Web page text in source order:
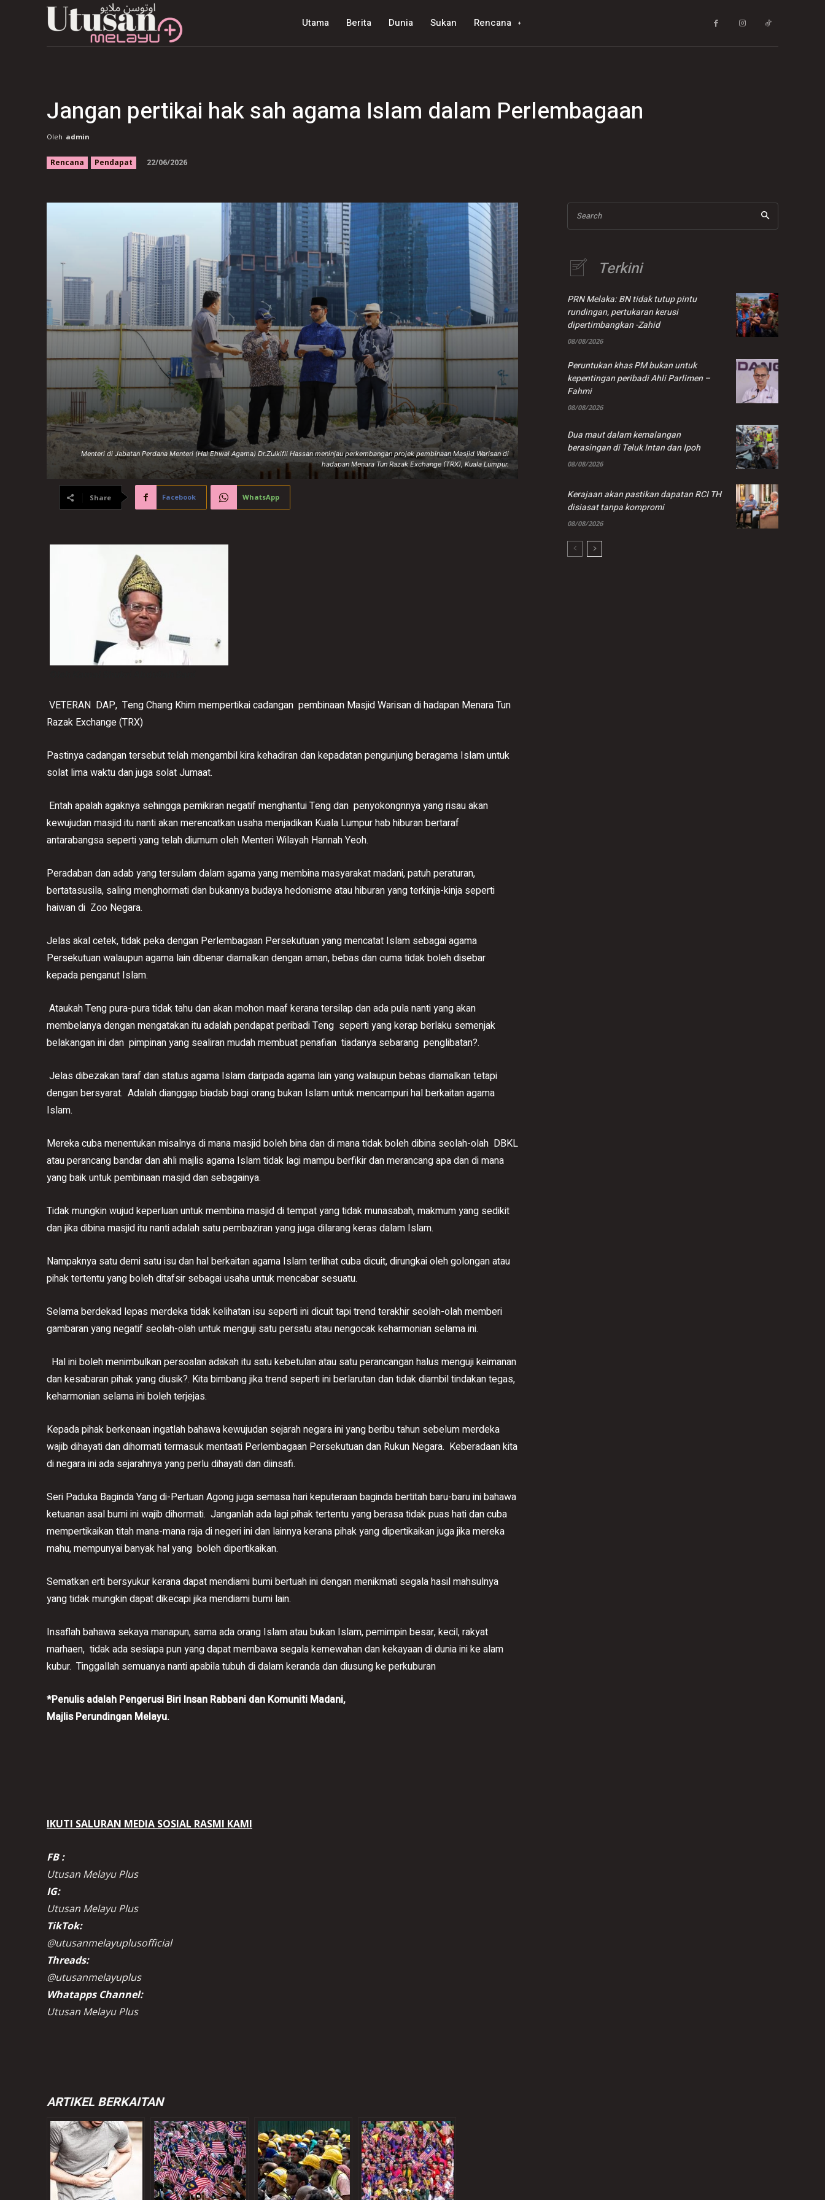
Utama Berita Dunia Sukan Rencana
Jangan pertikai hak sah agama Islam dalam Perlembagaan
Oleh admin
Rencana Pendapat 22/06/2026
Menteri di Jabatan Perdana Menteri (Hal Ehwal Agama) Dr.Zulkifli Hassan meninjau perkembangan projek pembinaan Masjid Warisan di
hadapan Menara Tun Razak Exchange (TRX), Kuala Lumpur.
Share Facebook WhatsApp
VETERAN DAP, Teng Chang Khim mempertikai cadangan pembinaan Masjid Warisan di hadapan Menara Tun
Razak Exchange (TRX)
Pastinya cadangan tersebut telah mengambil kira kehadiran dan kepadatan pengunjung beragama Islam untuk
solat lima waktu dan juga solat Jumaat.
Entah apalah agaknya sehingga pemikiran negatif menghantui Teng dan penyokongnnya yang risau akan
kewujudan masjid itu nanti akan merencatkan usaha menjadikan Kuala Lumpur hab hiburan bertaraf
antarabangsa seperti yang telah diumum oleh Menteri Wilayah Hannah Yeoh.
Peradaban dan adab yang tersulam dalam agama yang membina masyarakat madani, patuh peraturan,
bertatasusila, saling menghormati dan bukannya budaya hedonisme atau hiburan yang terkinja-kinja seperti
haiwan di Zoo Negara.
Jelas akal cetek, tidak peka dengan Perlembagaan Persekutuan yang mencatat Islam sebagai agama
Persekutuan walaupun agama lain dibenar diamalkan dengan aman, bebas dan cuma tidak boleh disebar
kepada penganut Islam.
Ataukah Teng pura-pura tidak tahu dan akan mohon maaf kerana tersilap dan ada pula nanti yang akan
membelanya dengan mengatakan itu adalah pendapat peribadi Teng seperti yang kerap berlaku semenjak
belakangan ini dan pimpinan yang sealiran mudah membuat penafian tiadanya sebarang penglibatan?.
Jelas dibezakan taraf dan status agama Islam daripada agama lain yang walaupun bebas diamalkan tetapi
dengan bersyarat. Adalah dianggap biadab bagi orang bukan Islam untuk mencampuri hal berkaitan agama
Islam.
Mereka cuba menentukan misalnya di mana masjid boleh bina dan di mana tidak boleh dibina seolah-olah DBKL
atau perancang bandar dan ahli majlis agama Islam tidak lagi mampu berfikir dan merancang apa dan di mana
yang baik untuk pembinaan masjid dan sebagainya.
Tidak mungkin wujud keperluan untuk membina masjid di tempat yang tidak munasabah, makmum yang sedikit
dan jika dibina masjid itu nanti adalah satu pembaziran yang juga dilarang keras dalam Islam.
Nampaknya satu demi satu isu dan hal berkaitan agama Islam terlihat cuba dicuit, dirungkai oleh golongan atau
pihak tertentu yang boleh ditafsir sebagai usaha untuk mencabar sesuatu.
Selama berdekad lepas merdeka tidak kelihatan isu seperti ini dicuit tapi trend terakhir seolah-olah memberi
gambaran yang negatif seolah-olah untuk menguji satu persatu atau nengocak keharmonian selama ini.
Hal ini boleh menimbulkan persoalan adakah itu satu kebetulan atau satu perancangan halus menguji keimanan
dan kesabaran pihak yang diusik?. Kita bimbang jika trend seperti ini berlarutan dan tidak diambil tindakan tegas,
keharmonian selama ini boleh terjejas.
Kepada pihak berkenaan ingatlah bahawa kewujudan sejarah negara ini yang beribu tahun sebelum merdeka
wajib dihayati dan dihormati termasuk mentaati Perlembagaan Persekutuan dan Rukun Negara. Keberadaan kita
di negara ini ada sejarahnya yang perlu dihayati dan diinsafi.
Seri Paduka Baginda Yang di-Pertuan Agong juga semasa hari keputeraan baginda bertitah baru-baru ini bahawa
ketuanan asal bumi ini wajib dihormati. Janganlah ada lagi pihak tertentu yang berasa tidak puas hati dan cuba
mempertikaikan titah mana-mana raja di negeri ini dan lainnya kerana pihak yang dipertikaikan juga jika mereka
mahu, mempunyai banyak hal yang boleh dipertikaikan.
Sematkan erti bersyukur kerana dapat mendiami bumi bertuah ini dengan menikmati segala hasil mahsulnya
yang tidak mungkin dapat dikecapi jika mendiami bumi lain.
Insaflah bahawa sekaya manapun, sama ada orang Islam atau bukan Islam, pemimpin besar, kecil, rakyat
marhaen, tidak ada sesiapa pun yang dapat membawa segala kemewahan dan kekayaan di dunia ini ke alam
kubur. Tinggallah semuanya nanti apabila tubuh di dalam keranda dan diusung ke perkuburan
*Penulis adalah Pengerusi Biri Insan Rabbani dan Komuniti Madani,
Majlis Perundingan Melayu.
IKUTI SALURAN MEDIA SOSIAL RASMI KAMI
FB :
Utusan Melayu Plus
IG:
Utusan Melayu Plus
TikTok:
@utusanmelayuplusofficial
Threads:
@utusanmelayuplus
Whatapps Channel:
Utusan Melayu Plus
ARTIKEL BERKAITAN
Search
Terkini
PRN Melaka: BN tidak tutup pintu
rundingan, pertukaran kerusi
dipertimbangkan -Zahid
08/08/2026
Peruntukan khas PM bukan untuk
kepentingan peribadi Ahli Parlimen –
Fahmi
08/08/2026
Dua maut dalam kemalangan
berasingan di Teluk Intan dan Ipoh
08/08/2026
Kerajaan akan pastikan dapatan RCI TH
disiasat tanpa kompromi
08/08/2026